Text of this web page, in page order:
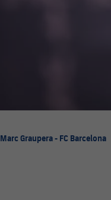
Marc Graupera - FC Barcelona